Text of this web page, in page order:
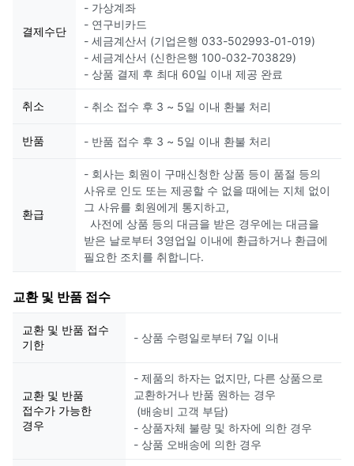
결제수단
- 가상계좌
- 연구비카드
- 세금계산서 (기업은행 033-502993-01-019)
- 세금계산서 (신한은행 100-032-703829)
- 상품 결제 후 최대 60일 이내 제공 완료
취소 - 취소 접수 후 3 ~ 5일 이내 환불 처리
반품 - 반품 접수 후 3 ~ 5일 이내 환불 처리
환급
- 회사는 회원이 구매신청한 상품 등이 품절 등의
사유로 인도 또는 제공할 수 없을 때에는 지체 없이
그 사유를 회원에게 통지하고,
사전에 상품 등의 대금을 받은 경우에는 대금을
받은 날로부터 3영업일 이내에 환급하거나 환급에
필요한 조치를 취합니다.
교환 및 반품 접수
교환 및 반품 접수
기한
- 상품 수령일로부터 7일 이내
교환 및 반품
접수가 가능한
경우
- 제품의 하자는 없지만, 다른 상품으로
교환하거나 반품 원하는 경우
(배송비 고객 부담)
- 상품자체 불량 및 하자에 의한 경우
- 상품 오배송에 의한 경우